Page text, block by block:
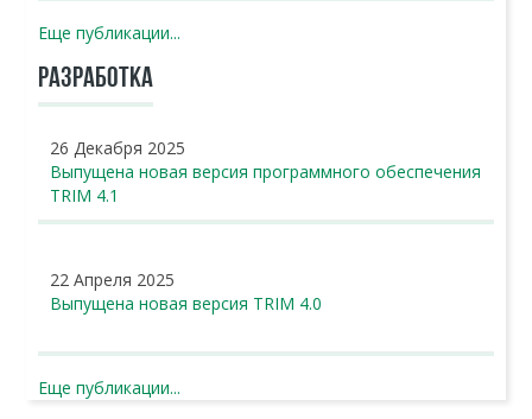
Еще публикации...
РАЗРАБОТКА
26 Декабря 2025
Выпущена новая версия программного обеспечения
TRIM 4.1
22 Апреля 2025
Выпущена новая версия TRIM 4.0
Еще публикации...